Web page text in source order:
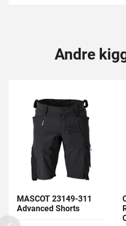
Andre
MASCOT 23149-311
Advanced Shorts